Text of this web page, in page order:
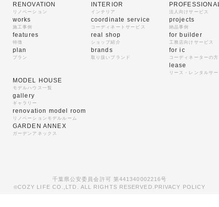
RENOVATION
リノベーション
works
施工事例
features
特徴
plan
プラン
INTERIOR
インテリア
coordinate service
コーディネートサービス
real shop
ショップ紹介
brands
取り扱いブランド
法人向けサービス
projects
納品事例
for builder
工務店向けサービス
for ic
コーディネーターの
lease
リース・レンタルサ
MODEL HOUSE
モデルハウス一覧
gallery
ギャラリー
renovation model room
リノベーションモデルルーム
GARDEN ANNEX
ガーデンアネックス
千葉県公安委員会許可 第441340002216号
©COZY LIFE CO.,LTD. ALL RIGHTS RESERVED. PRIVACY POLICY